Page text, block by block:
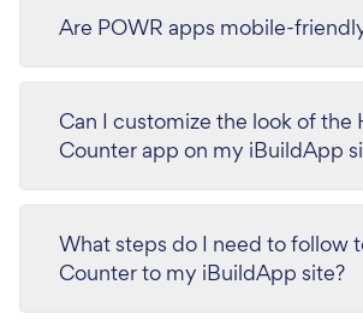
Are POWR apps mobile-
Can I customize the look of the
Counter app on my iBuildApp
What steps do I need to follow
Counter to my iBuildApp site?